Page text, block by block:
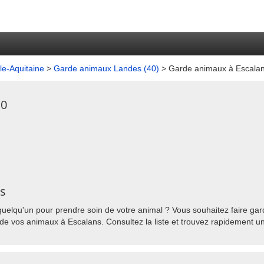
Aquitaine > Garde animaux Landes (40) > Garde animaux à
pour prendre soin de votre animal ? Vous souhaitez faire
vos animaux à Escalans. Consultez la liste et trouvez rapidement